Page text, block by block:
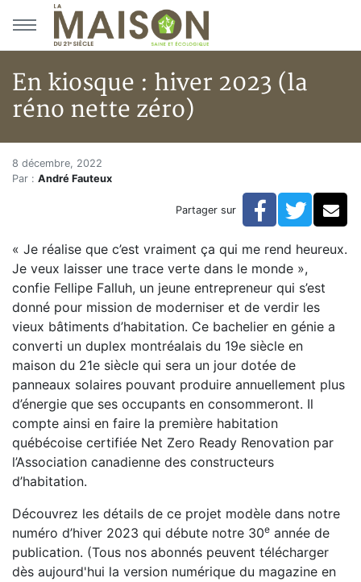
Aller au menu principal
Aller au contenu principal
En kiosque : hiver 2023 (la
réno nette zéro)
Accueil
Articles
En kiosque : hiver 2023 (la réno nette zéro)
En kiosque : hiver 2023 (la
8 décembre, 2022
Par : André Fauteux
Partager sur Facebook
« Je réalise que c’est vraiment ça qui me rend heureux.
Je veux laisser une trace verte dans le monde »,
confie Fellipe Falluh, un jeune entrepreneur qui s’est
donné pour mission de moderniser et de verdir les
vieux bâtiments d’habitation. Ce bachelier en génie a
converti un duplex montréalais du 19e siècle en
maison du 21e siècle qui sera un jour dotée de
panneaux solaires pouvant produire annuellement plus
d’énergie que ses occupants en consommeront. Il
compte ainsi en faire la première habitation
québécoise certifiée Net Zero Ready Renovation par
l’Association canadienne des constructeurs
d’habitation.
Découvrez les détails de ce projet modèle dans notre
numéro d’hiver 2023 qui débute notre 30e année de
publication. (Tous nos abonnés peuvent télécharger
dès aujourd'hui la version numérique du magazine en